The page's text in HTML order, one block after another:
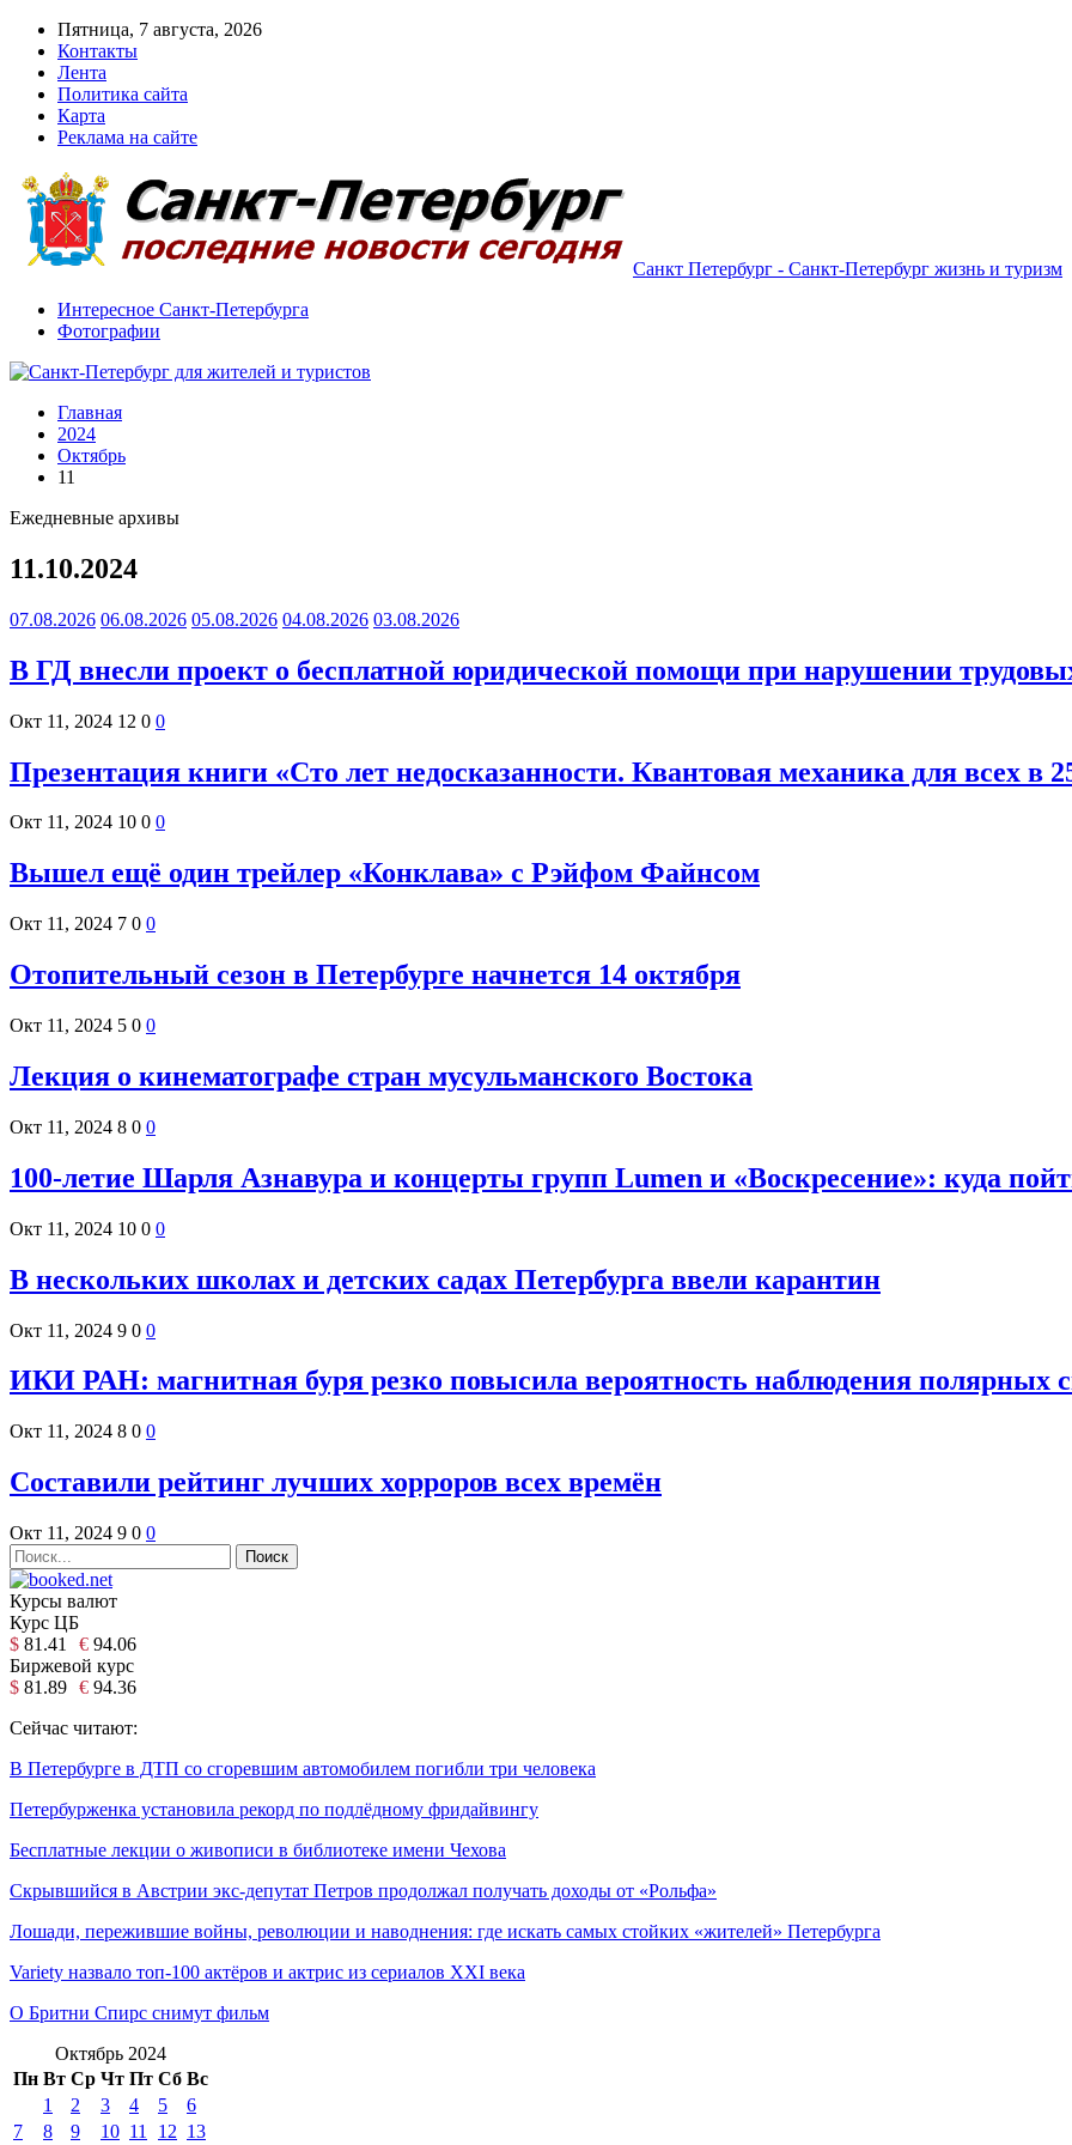
Пятница, 7 августа, 2026
Контакты
Лента
Политика сайта
Карта
Реклама на сайте
Санкт Петербург - Санкт-Петербург жизнь и туризм
Интересное Санкт-Петербурга
Фотографии
Главная
2024
Октябрь
11
Ежедневные архивы
11.10.2024
07.08.2026 06.08.2026 05.08.2026 04.08.2026 03.08.2026
В ГД внесли проект о бесплатной юридической помощи при нарушении
Окт 11, 2024 12 0 0
Презентация книги «Сто лет недосказанности. Квантовая механика для всех в
Окт 11, 2024 10 0 0
Вышел ещё один трейлер «Конклава» с Рэйфом Файнсом
Окт 11, 2024 7 0 0
Отопительный сезон в Петербурге начнется 14 октября
Окт 11, 2024 5 0 0
Лекция о кинематографе стран мусульманского Востока
Окт 11, 2024 8 0 0
100-летие Шарля Азнавура и концерты групп Lumen и «Воскресение»: куда
Окт 11, 2024 10 0 0
В нескольких школах и детских садах Петербурга ввели карантин
Окт 11, 2024 9 0 0
ИКИ РАН: магнитная буря резко повысила вероятность наблюдения полярных
Окт 11, 2024 8 0 0
Составили рейтинг лучших хорроров всех времён
Окт 11, 2024 9 0 0
Курсы валют
Курс ЦБ
$ 81.41 € 94.06
Биржевой курс
$ 81.89 € 94.36
Сейчас читают:
В Петербурге в ДТП со сгоревшим автомобилем погибли три человека
Петербурженка установила рекорд по подлёдному фридайвингу
Бесплатные лекции о живописи в библиотеке имени Чехова
Скрывшийся в Австрии экс-депутат Петров продолжал получать доходы от «Рольфа»
Лошади, пережившие войны, революции и наводнения: где искать самых стойких «жителей» Петербурга
Variety назвало топ-100 актёров и актрис из сериалов XXI века
О Бритни Спирс снимут фильм
Октябрь 2024
Пн Вт Ср Чт Пт Сб Вс
1
2 3 4 5
6
7
8 9 10 11 12 13